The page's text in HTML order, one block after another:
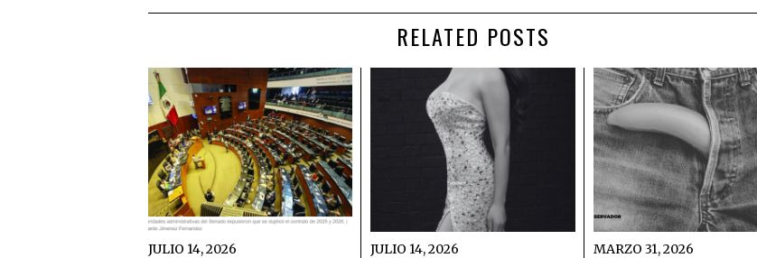
RELATED POSTS
JULIO 14, 2026 JULIO 14, 2026 MARZO 31, 2026